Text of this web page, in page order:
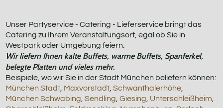
Unser Partyservice - Catering - Lieferservice bringt das
Catering zu Ihrem Veranstaltungsort, egal ob Sie in
Westpark oder Umgebung feiern.
Wir liefern Ihnen kalte Buffets, warme Buffets, Spanferkel,
belegte Platten und vieles mehr.
Beispiele, wo wir Sie in der Stadt München beliefern können:
München Stadt Maxvorstadt ,Schwanthalerhöhe
München Schwabing ,Sendling ,Giesing Unterschleißheim